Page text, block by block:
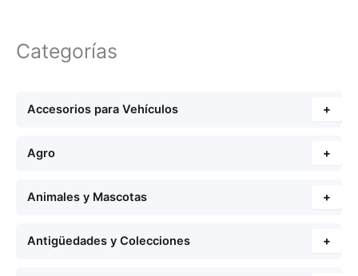
Categorías
Accesorios para Vehículos +
Agro +
Animales y Mascotas +
Antigüedades y Colecciones +